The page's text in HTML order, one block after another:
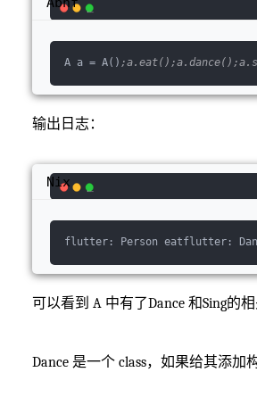
A a = A()
输出日志：
flutter: Person eatflutter:
Nix
可以看到 A 中有了Dance 和Sing的相
Dance 是一个 class，如果给其添加